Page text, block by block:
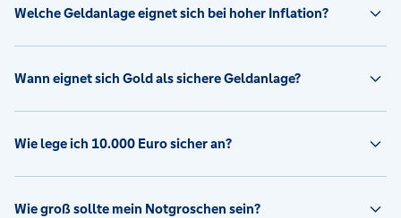
Welche Geldanlage eignet sich bei hoher Inflation?
Wann eignet sich Gold als sichere Geldanlage?
Wie lege ich 10.000 Euro sicher an?
Wie groß sollte mein Notgroschen sein?